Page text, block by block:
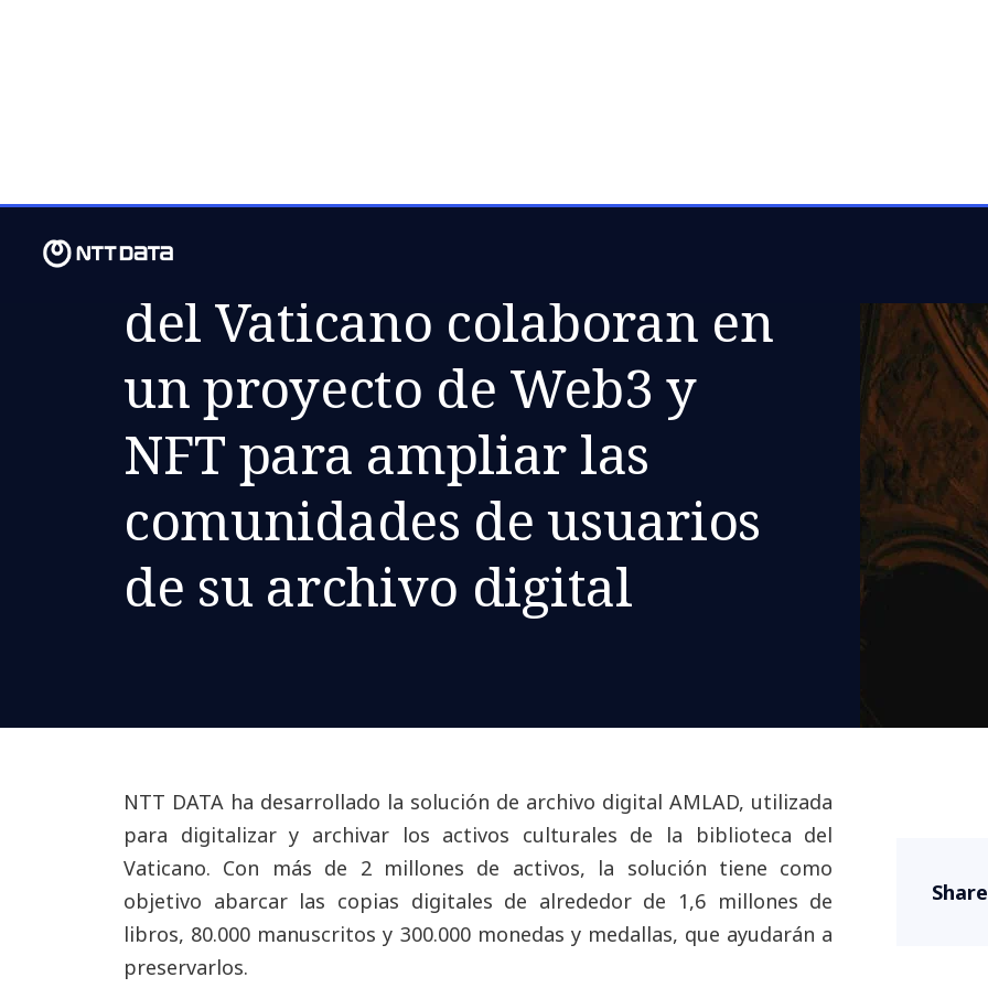
NTT DATA y la Biblioteca
del Vaticano colaboran en
un proyecto de Web3 y
NFT para ampliar las
comunidades de usuarios
de su archivo digital
NTT DATA ha desarrollado la solución de archivo digital AMLAD, utilizada
para digitalizar y archivar los activos culturales de la biblioteca del
Vaticano. Con más de 2 millones de activos, la solución tiene como
objetivo abarcar las copias digitales de alrededor de 1,6 millones de
libros, 80.000 manuscritos y 300.000 monedas y medallas, que ayudarán a
preservarlos.